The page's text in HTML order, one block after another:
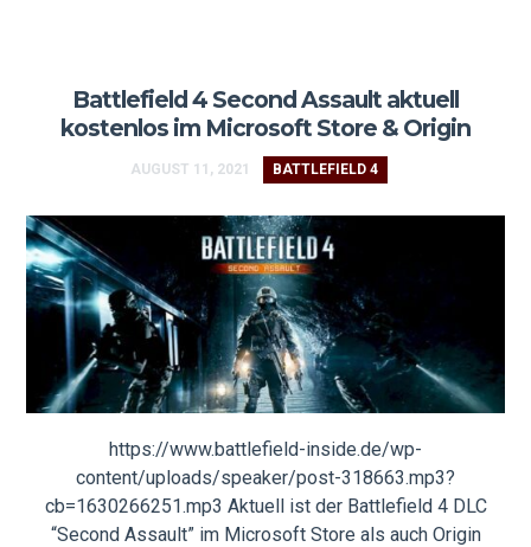
Battlefield 4 Second Assault aktuell
kostenlos im Microsoft Store & Origin
AUGUST 11, 2021 BATTLEFIELD 4
https://www.battlefield-inside.de/wp-
content/uploads/speaker/post-318663.mp3?
cb=1630266251.mp3 Aktuell ist der Battlefield 4 DLC
“Second Assault” im Microsoft Store als auch Origin